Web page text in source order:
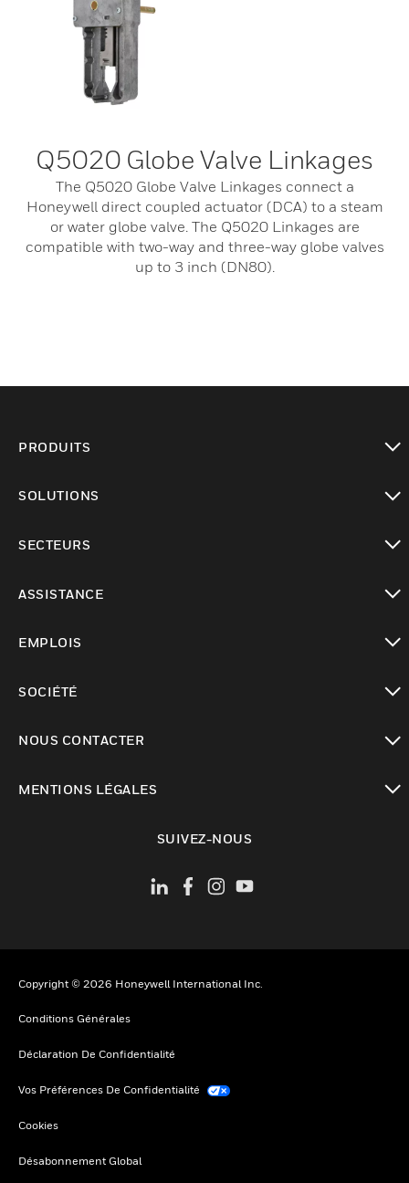
Q5020 Globe Valve Linkages
The Q5020 Globe Valve Linkages connect a
Honeywell direct coupled actuator (DCA) to a steam
or water globe valve. The Q5020 Linkages are
compatible with two-way and three-way globe valves
up to 3 inch (DN80).
PRODUITS
SOLUTIONS
SECTEURS
ASSISTANCE
EMPLOIS
SOCIÉTÉ
NOUS CONTACTER
MENTIONS LÉGALES
SUIVEZ-NOUS
Copyright © 2026 Honeywell International Inc.
Conditions Générales
Déclaration De Confidentialité
Vos Préférences De Confidentialité
Cookies
Désabonnement Global